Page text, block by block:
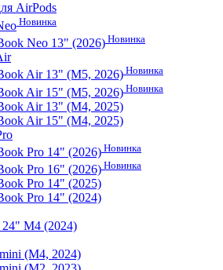
AirPods
Новинка
Neo 13" (2026) Новинка
Air 13" (M5, 2026) Новинка
Air 15" (M5, 2026) Новинка
Air 13" (M4, 2025)
Air 15" (M4, 2025)
Pro 14" (2026) Новинка
Pro 16" (2026) Новинка
Pro 14" (2025)
Pro 14" (2024)
M4 (2024)
(M4, 2024)